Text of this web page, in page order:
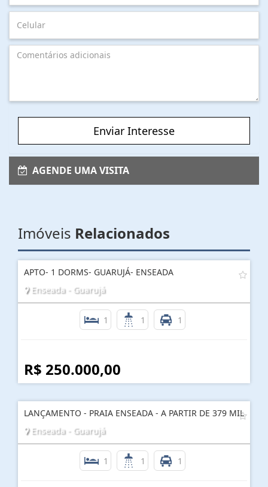
Enviar Interesse
AGENDE UMA VISITA
Imóveis Relacionados
APTO- 1 DORMS- GUARUJÁ- ENSEADA
Enseada - Guarujá
1 1 1
R$ 250.000,00
LANÇAMENTO - PRAIA ENSEADA - A PARTIR DE 379 MIL
Enseada - Guarujá
1 1 1